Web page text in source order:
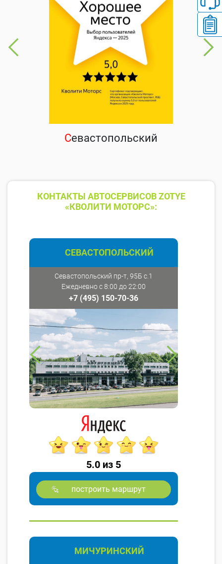
Севастопольский
КОНТАКТЫ АВТОСЕРВИСОВ ZOTYE
«КВОЛИТИ МОТОРС»:
СЕВАСТОПОЛЬСКИЙ
Севастопольский пр-т, 95Б с.1
Ежедневно с 8:00 до 22:00
+7 (495) 150-70-36
5.0 из 5
построить маршрут
МИЧУРИНСКИЙ